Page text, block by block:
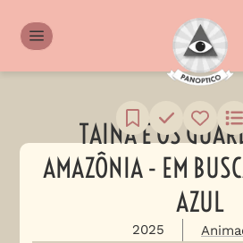
TAINÁ E OS
AMAZÔNIA - EM
AZUL
2025